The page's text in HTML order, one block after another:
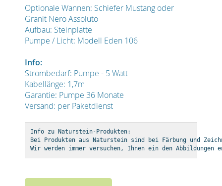
Optionale Wannen: Schiefer Mustang oder
Granit Nero Assoluto
Aufbau: Steinplatte
Pumpe / Licht: Modell Eden 106
Info:
Strombedarf: Pumpe - 5 Watt
Kabellänge: 1,7m
Garantie: Pumpe 36 Monate
Versand: per Paketdienst
Info zu Naturstein-Produkten:
Bei Produkten aus Naturstein sind bei Färbung und
Wir werden immer versuchen, Ihnen ein den